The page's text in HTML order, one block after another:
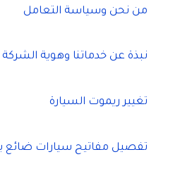
من نحن وسياسة التعامل
نبذة عن خدماتنا وهوية الشركة
تغيير ريموت السيارة
تفصيل مفاتيح سيارات ضائع